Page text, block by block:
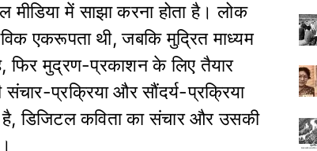
में साझा करना होता है। लोक
एकरूपता थी, जबकि मुद्रित माध्यम
मुद्रण-प्रकाशन के लिए तैयार
प्रक्रिया और सौंदर्य-प्रक्रिया
डिजिटल कविता का संचार और उसकी